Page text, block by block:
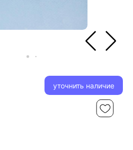
уточнить наличие